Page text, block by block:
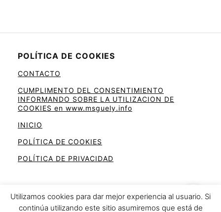
POLÍTICA DE COOKIES
CONTACTO
CUMPLIMENTO DEL CONSENTIMIENTO
INFORMANDO SOBRE LA UTILIZACION DE
COOKIES en www.msguely.info
INICIO
POLÍTICA DE COOKIES
POLÍTICA DE PRIVACIDAD
Utilizamos cookies para dar mejor experiencia al usuario. Si
continúa utilizando este sitio asumiremos que está de